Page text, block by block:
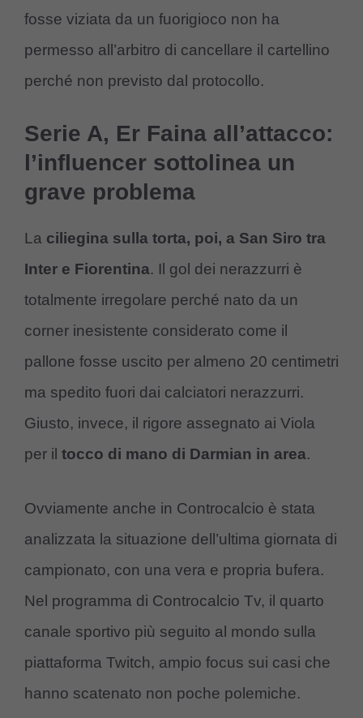
fosse viziata da un fuorigioco non ha
permesso all’arbitro di cancellare il cartellino
perché non previsto dal protocollo.
Serie A, Er Faina all’attacco:
l’influencer sottolinea un
grave problema
La ciliegina sulla torta, poi, a San Siro tra
Inter e Fiorentina. Il gol dei nerazzurri è
totalmente irregolare perché nato da un
corner inesistente considerato come il
pallone fosse uscito per almeno 20 centimetri
ma spedito fuori dai calciatori nerazzurri.
Giusto, invece, il rigore assegnato ai Viola
per il tocco di mano di Darmian in area.
Ovviamente anche in Controcalcio è stata
analizzata la situazione dell’ultima giornata di
campionato, con una vera e propria bufera.
Nel programma di Controcalcio Tv, il quarto
canale sportivo più seguito al mondo sulla
piattaforma Twitch, ampio focus sui casi che
hanno scatenato non poche polemiche.